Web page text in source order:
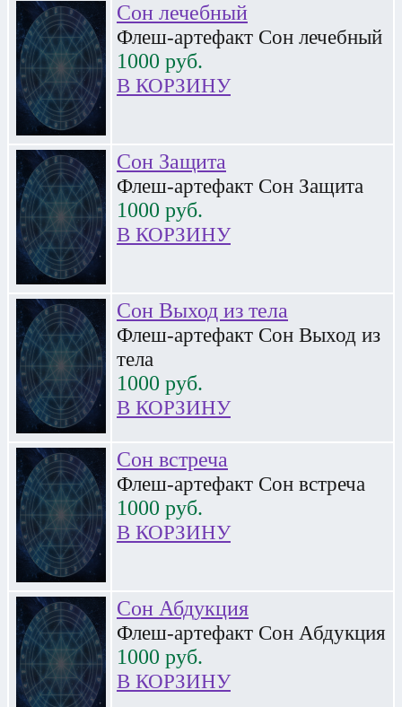
Сон лечебный
Флеш-артефакт Сон лечебный
1000 руб.
В КОРЗИНУ
Сон Защита
Флеш-артефакт Сон Защита
1000 руб.
В КОРЗИНУ
Сон Выход из тела
Флеш-артефакт Сон Выход из
тела
1000 руб.
В КОРЗИНУ
Сон встреча
Флеш-артефакт Сон встреча
1000 руб.
В КОРЗИНУ
Сон Абдукция
Флеш-артефакт Сон Абдукция
1000 руб.
В КОРЗИНУ